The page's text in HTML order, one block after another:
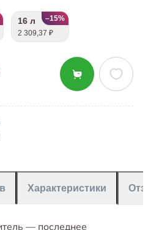
–15%
16 л
2 309,37 ₽
Характеристики
— последнее